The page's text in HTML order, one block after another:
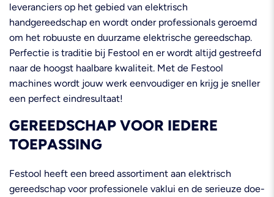
leveranciers op het gebied van elektrisch
handgereedschap en wordt onder professionals geroemd
om het robuuste en duurzame elektrische gereedschap.
Perfectie is traditie bij Festool en er wordt altijd gestreefd
naar de hoogst haalbare kwaliteit. Met de Festool
machines wordt jouw werk eenvoudiger en krijg je sneller
een perfect eindresultaat!
GEREEDSCHAP VOOR IEDERE
TOEPASSING
Festool heeft een breed assortiment aan elektrisch
gereedschap voor professionele vaklui en de serieuze doe-